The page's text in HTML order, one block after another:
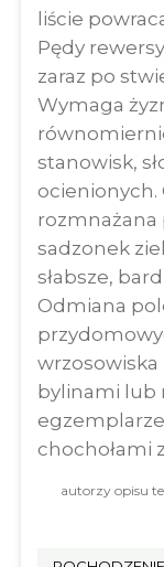
liście
Pędy
zaraz po
Wymaga
stanowisk,
ocienionych.
rozmnażana
sadzonek
słabsze,
Odmiana
wrzosowiska
bylinami lub
egzemplarze
chochołami
autorzy opisu